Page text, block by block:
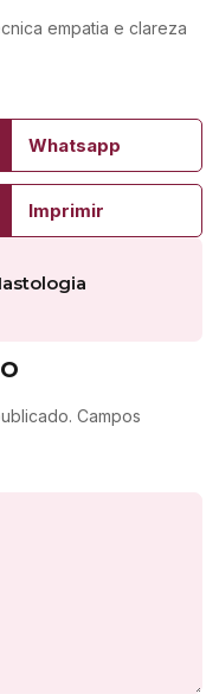
empatia e clareza
Whatsapp
Imprimir
Campos